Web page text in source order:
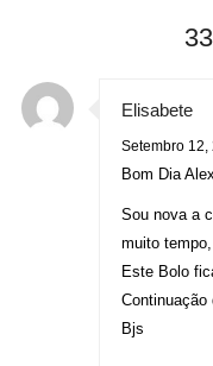
Elisabete
Setembro 12,
Bom Dia
Sou nova a
muito
Este Bolo
Bjs